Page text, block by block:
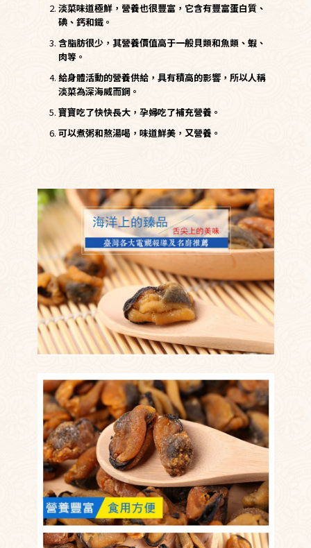
淡菜味道極鮮，營養也很豐富，它含有豐富蛋白質、
碘、鈣和鐵。
含脂肪很少，其營養價值高于一般貝類和魚類、蝦、
肉等。
給身體活動的營養供給，具有積高的影響，所以人稱
淡菜為深海威而鋼。
寶寶吃了快快長大，孕婦吃了補充營養。
可以煮粥和熬湯喝，味道鮮美，又營養。